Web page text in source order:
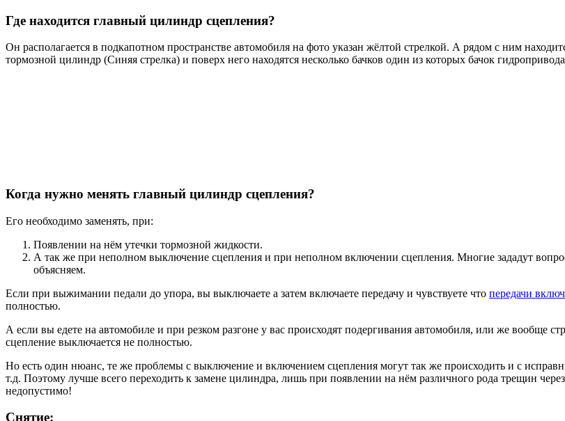
Где находится главный цилиндр сцепления?
Он располагается в подкапотном пространстве автомобиля на фото указан жёлтой стрелкой. А рядом с ним
тормозной цилиндр (Синяя стрелка) и поверх него находятся несколько бачков один из которых бачок
Когда нужно менять главный цилиндр сцепления?
Его необходимо заменять, при:
Появлении на нём утечки тормозной жидкости.
А так же при неполном выключение сцепления и при неполном включении сцепления. Многие зададут
объясняем.
Если при выжимании педали до упора, вы выключаете а затем включаете передачу и чувствуете что передачи
полностью.
А если вы едете на автомобиле и при резком разгоне у вас происходят подергивания автомобиля, или же вообще
сцепление выключается не полностью.
Но есть один нюанс, те же проблемы с выключение и включением сцепления могут так же происходить и с
т.д. Поэтому лучше всего переходить к замене цилиндра, лишь при появлении на нём различного рода трещин
недопустимо!
Снятие: